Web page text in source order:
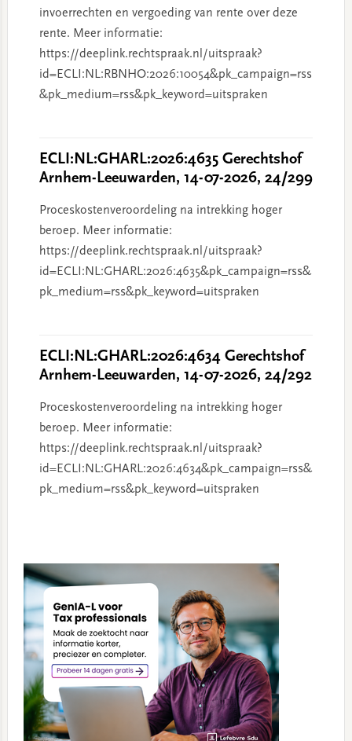
invoerrechten en vergoeding van rente over deze
rente. Meer informatie:
https://deeplink.rechtspraak.nl/uitspraak?
id=ECLI:NL:RBNHO:2026:10054&pk_campaign=rss
&pk_medium=rss&pk_keyword=uitspraken
ECLI:NL:GHARL:2026:4635 Gerechtshof
Arnhem-Leeuwarden, 14-07-2026, 24/299
Proceskostenveroordeling na intrekking hoger
beroep. Meer informatie:
https://deeplink.rechtspraak.nl/uitspraak?
id=ECLI:NL:GHARL:2026:4635&pk_campaign=rss&
pk_medium=rss&pk_keyword=uitspraken
ECLI:NL:GHARL:2026:4634 Gerechtshof
Arnhem-Leeuwarden, 14-07-2026, 24/292
Proceskostenveroordeling na intrekking hoger
beroep. Meer informatie:
https://deeplink.rechtspraak.nl/uitspraak?
id=ECLI:NL:GHARL:2026:4634&pk_campaign=rss&
pk_medium=rss&pk_keyword=uitspraken
Sidebar